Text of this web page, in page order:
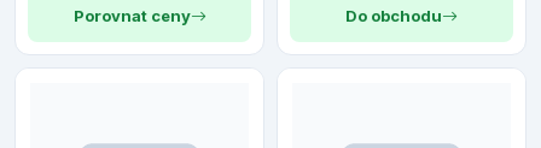
Porovnat ceny Do obchodu